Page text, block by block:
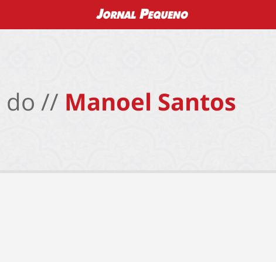
do // Manoel Santos